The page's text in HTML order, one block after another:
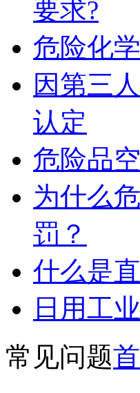
要求?
危险化
因第三
认定
危险品
为什么
罚？
什么是
日用工
常见问题